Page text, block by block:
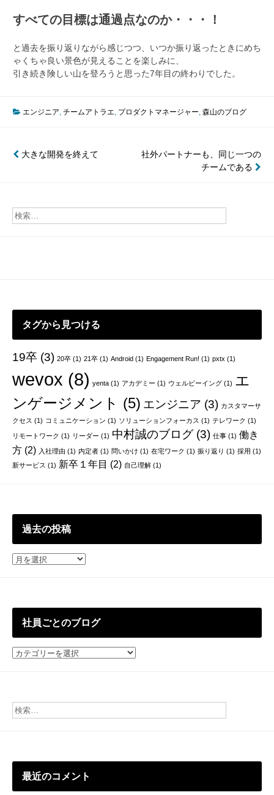
すべての目標は通過点なのか・・・！
と過去を振り返りながら感じつつ、いつか振り返ったときにめち
ゃくちゃ良い景色が見えることを楽しみに、
引き続き険しい山を登ろうと思った7年目の終わりでした。
エンジニア, チームアトラエ, プロダクトマネージャー, 森山のブログ
投
ビ
ン
大きな開発を終えて
社外パートナーも、同じ一つの
チームである
タグから見つける
19卒(3) 20卒(1) 21卒(1) Android(1) Engagement Run! (1) pxtx (1)
wevox (8) yenta(1) アカデミー (1) ウェルビーイング(1) エ
ンゲージメント (5) エンジニア (3) カスタマーサ
クセス (1) コミュニケーション (1) ソリューションフォーカス (1) テレワーク (1)
リモートワーク (1) リーダー (1) 中村誠のブログ(3) 仕事(1) 働き
方(2) 入社理由 (1) 内定者(1) 問いかけ (1) 在宅ワーク (1) 振り返り (1) 採用 (1)
新サービス (1) 新卒１年目 (2) 自己理解(1)
過去の投稿
過
社員ごとのブログ
社
ブ
最近のコメント